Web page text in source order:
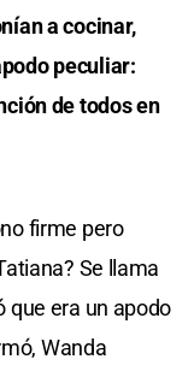
a cocinar,
peculiar:
de todos en
firme pero
Se llama
que era un apodo
Wanda